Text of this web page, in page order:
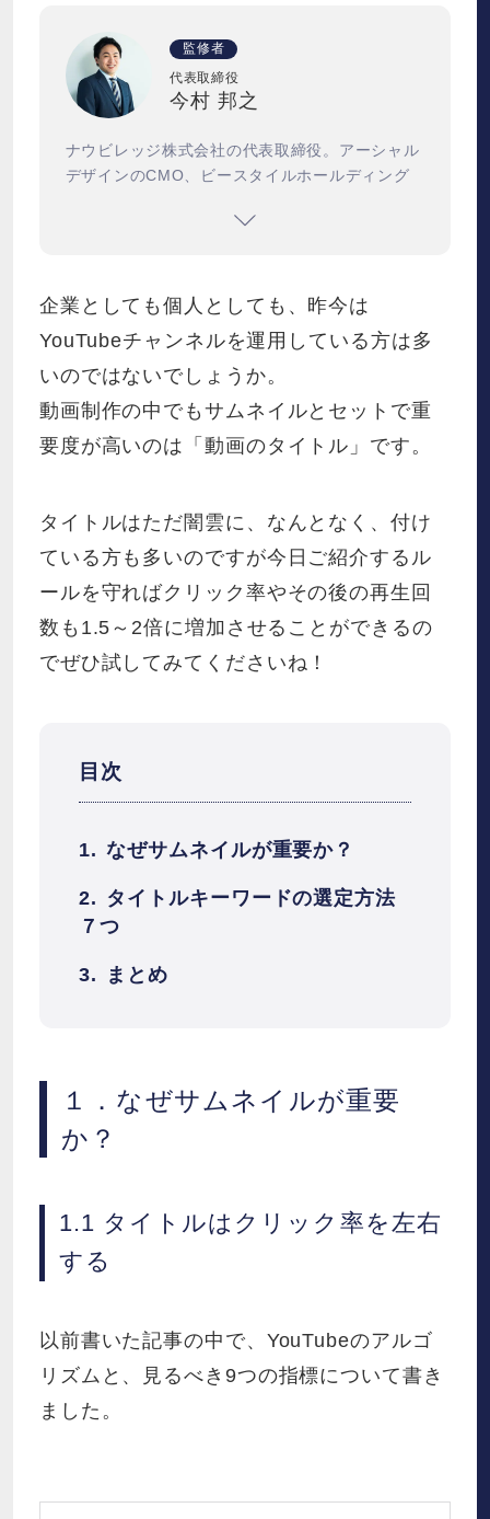
監修者
代表取締役
今村 邦之
ナウビレッジ株式会社の代表取締役。アーシャル
デザインのCMO、ビースタイルホールディング
科大学大学院の非常勤講師に就任した。
企業としても個人としても、昨今は
YouTubeチャンネルを運用している方は多
いのではないでしょうか。
動画制作の中でもサムネイルとセットで重
要度が高いのは「動画のタイトル」です。
タイトルはただ闇雲に、なんとなく、付け
ている方も多いのですが今日ご紹介するル
ールを守ればクリック率やその後の再生回
数も1.5～2倍に増加させることができるの
でぜひ試してみてくださいね！
目次
なぜサムネイルが重要か？
タイトルキーワードの選定方法
７つ
まとめ
１．なぜサムネイルが重要
か？
1.1 タイトルはクリック率を左右
する
以前書いた記事の中で、YouTubeのアルゴ
リズムと、見るべき9つの指標について書き
ました。